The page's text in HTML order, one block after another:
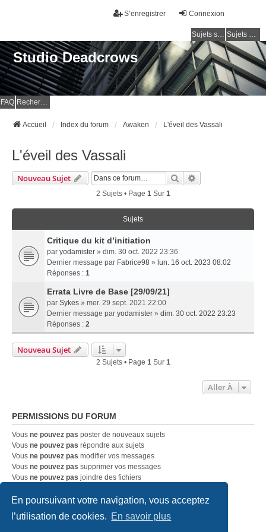
En poursuivant votre navigation, vous acceptez
l’utilisation de cookies. En savoir plus
Connexion
S’enregistrer
Sujets sans réponse Sujets actifs
Studio Deadcrows
FAQ Rechercher
Accueil Index du forum Awaken L'éveil des Vassali
L'éveil des Vassali
Nouveau Sujet Rechercher
2 Sujets • Page 1Sur 1
Sujets
Critique du kit d’initiation
par yodamister » dim. 30 oct. 2022 23:36
Dernier message par Fabrice98 » lun. 16 oct. 2023 08:02
Réponses : 1
Errata Livre de Base [29/09/21]
par Sykes » mer. 29 sept. 2021 22:00
Dernier message par yodamister » dim. 30 oct. 2022 23:23
Réponses : 2
Nouveau Sujet
2 Sujets • Page 1Sur 1
Aller À
PERMISSIONS DU FORUM
Vous ne pouvez pas poster de nouveaux sujets
Vous ne pouvez pas répondre aux sujets
Vous ne pouvez pas modifier vos messages
Vous ne pouvez pas supprimer vos messages
Vous ne pouvez pas joindre des fichiers
Accueil Index du forum Nous contacter